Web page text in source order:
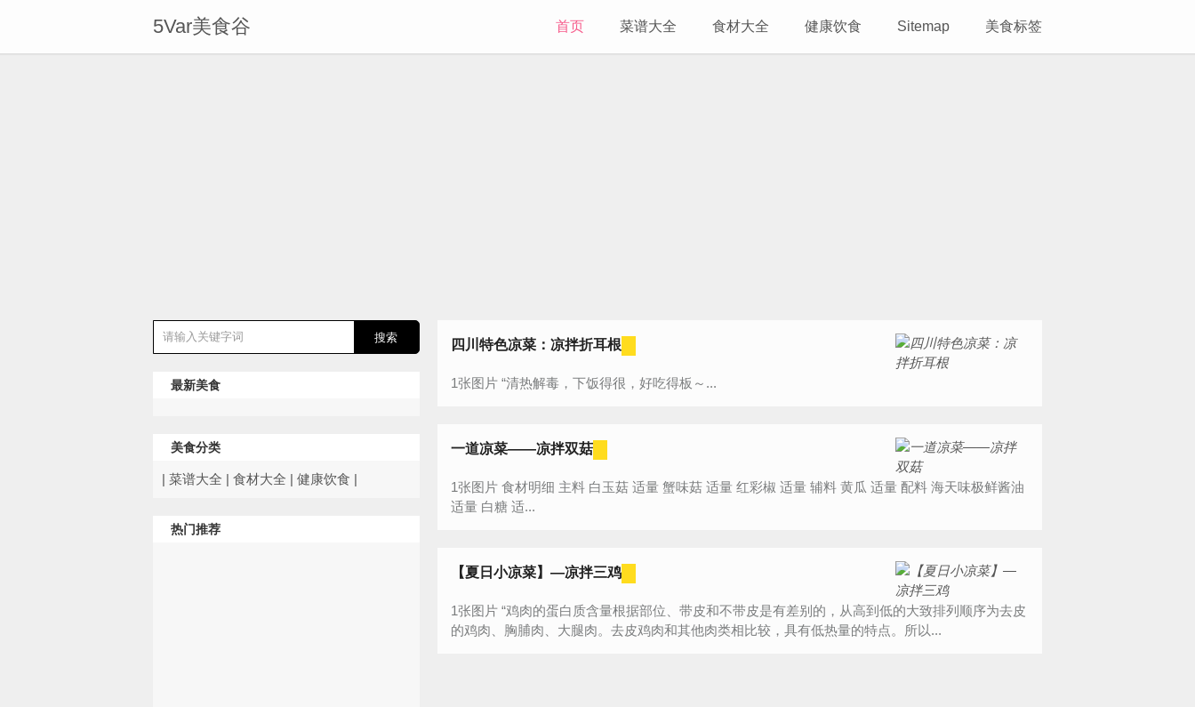
5Var美食谷 首页 菜谱大全 食材大全 健康饮食 Sitemap 美食标签
最新美食
美食分类
| 菜谱大全 | 食材大全 | 健康饮食 |
热门推荐
四川特色凉菜：凉拌折耳根
1张图片 “清热解毒，下饭得很，好吃得板～...
一道凉菜——凉拌双菇
1张图片 食材明细 主料 白玉菇 适量 蟹味菇 适量 红彩椒 适量 辅料 黄瓜 适量 配料 海天味极鲜酱油
适量 白糖 适...
【夏日小凉菜】—凉拌三鸡
1张图片 “鸡肉的蛋白质含量根据部位、带皮和不带皮是有差别的，从高到低的大致排列顺序为去皮
的鸡肉、胸脯肉、大腿肉。去皮鸡肉和其他肉类相比较，具有低热量的特点。所以...